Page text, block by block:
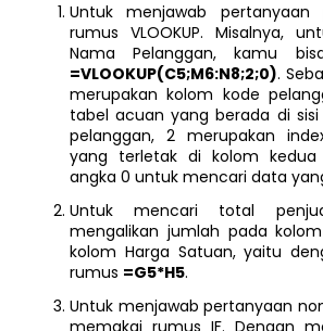
Untuk menjawab pertanyaan
rumus VLOOKUP. Misalnya,
Nama Pelanggan, kamu
=VLOOKUP(C5;M6:N8;2;0).
merupakan kolom kode
tabel acuan yang berada di
pelanggan, 2 merupakan
yang terletak di kolom
angka 0 untuk mencari data
Untuk mencari total
mengalikan jumlah pada
kolom Harga Satuan, yaitu
rumus =G5*H5.
Untuk menjawab pertanyaan
memakai rumus IF. Dengan